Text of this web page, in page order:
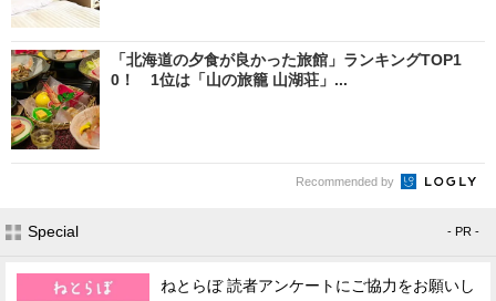
「北海道の夕食が良かった旅館」ランキングTOP1
0！ 1位は「山の旅籠 山湖荘」...
Recommended by
Special - PR -
ねとらぼ 読者アンケートにご協力をお願いし